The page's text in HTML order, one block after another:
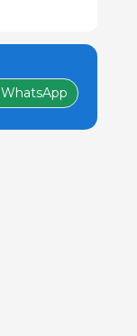
WhatsApp